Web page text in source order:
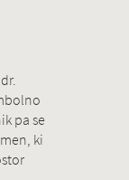
pa se
ki